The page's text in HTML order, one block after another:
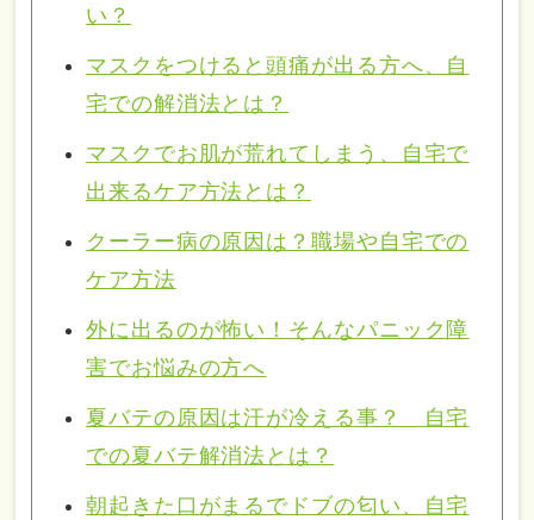
い？
マスクをつけると頭痛が出る方へ、自
宅での解消法とは？
マスクでお肌が荒れてしまう、自宅で
出来るケア方法とは？
クーラー病の原因は？職場や自宅での
ケア方法
外に出るのが怖い！そんなパニック障
害でお悩みの方へ
夏バテの原因は汗が冷える事？ 自宅
での夏バテ解消法とは？
朝起きた口がまるでドブの匂い、自宅